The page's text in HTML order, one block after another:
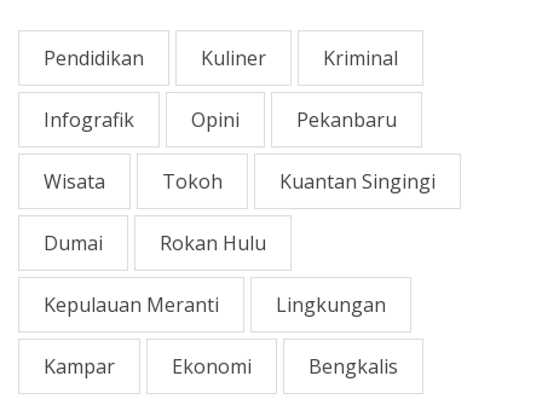
Pendidikan Kuliner Kriminal
Infografik Opini Pekanbaru
Wisata Tokoh Kuantan Singingi
Dumai Rokan Hulu
Kepulauan Meranti Lingkungan
Kampar Ekonomi Bengkalis